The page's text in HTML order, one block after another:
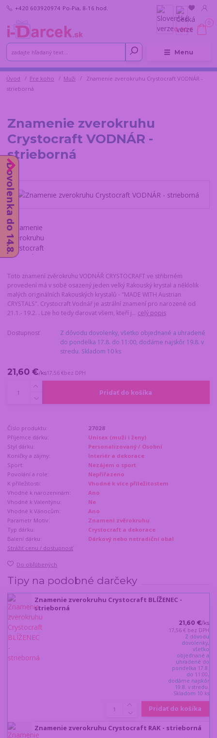
Menu
+420 603920974 Po-Pia, 8-16 hod.
0
0,00 €
Úvod Pre koho Muži
Znamenie zverokruhu Crystocraft VODNÁR -
strieborná
Znamenie zverokruhu
Crystocraft VODNÁR -
strieborná
Toto znamení zvěrokruhu VODNÁŘ CRYSTOCRAFT ve střibrném
provedení má v sobě osazený jeden velký Rakouský krystal a něklolik
malých originálních Rakouských krystalů - "MADE WITH Austrian
CRYSTALS". Crystocraft Vodnář je astrální znamení pro narozené od
21.1.- 19.2. . Lze ho tedy darovat všem, kteří j... celý popis
Dostupnosť
Z dôvodu dovolenky, všetko objednané a uhradené
do pondelka 17.8. do 11:00, dodáme najskôr 19.8. v
stredu. Skladom 10 ks
21,60 €/ks17,56 €bez DPH
Pridať do košíka
Číslo produktu:
27028
Příjemce dárku:
Unisex (muži i ženy)
Styl dárku:
Personalizovaný / Osobní
Koníčky a zájmy:
Interiér a dekorace
Sport:
Nezájem o sport
Povolání a role:
Nepřířazeno
K příležitosti:
Vhodné k více příležitostem
Vhodné k narozeninám:
Ano
Vhodné k Valentýnu:
Ne
Vhodné k Vánocům:
Ano
Parametr Motiv:
Znamení zvěrokruhu
Typ dárku:
Crystocraft a dekorace
Balení dárku:
Dárkový nebo netradiční obal
Strážiť cenu / dostupnosť
Do obľúbených
Tipy na podobné darčeky
Znamenie zverokruhu Crystocraft BLÍŽENEC -
strieborná
21,60 €/ks
17,56 € bez DPH
Z dôvodu
dovolenky,
všetko
objednané a
uhradené do
pondelka 17.8.
do 11:00,
dodáme najskôr
19.8. v stredu.
Skladom 10 ks
Pridať do košíka
Znamenie zverokruhu Crystocraft RAK - strieborná
Dovolenka do 14.8.